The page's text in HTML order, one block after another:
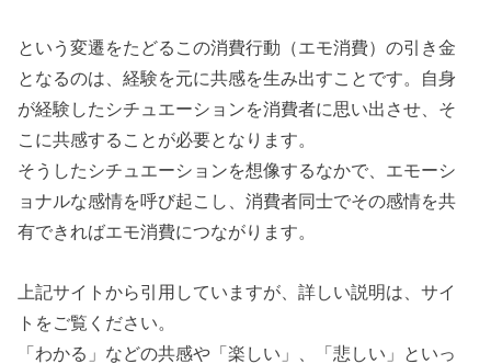
という変遷をたどるこの消費行動（エモ消費）の引き金
となるのは、経験を元に共感を生み出すことです。自身
が経験したシチュエーションを消費者に思い出させ、そ
こに共感することが必要となります。
そうしたシチュエーションを想像するなかで、エモーシ
ョナルな感情を呼び起こし、消費者同士でその感情を共
有できればエモ消費につながります。
上記サイトから引用していますが、詳しい説明は、サイ
トをご覧ください。
「わかる」などの共感や「楽しい」、「悲しい」といっ